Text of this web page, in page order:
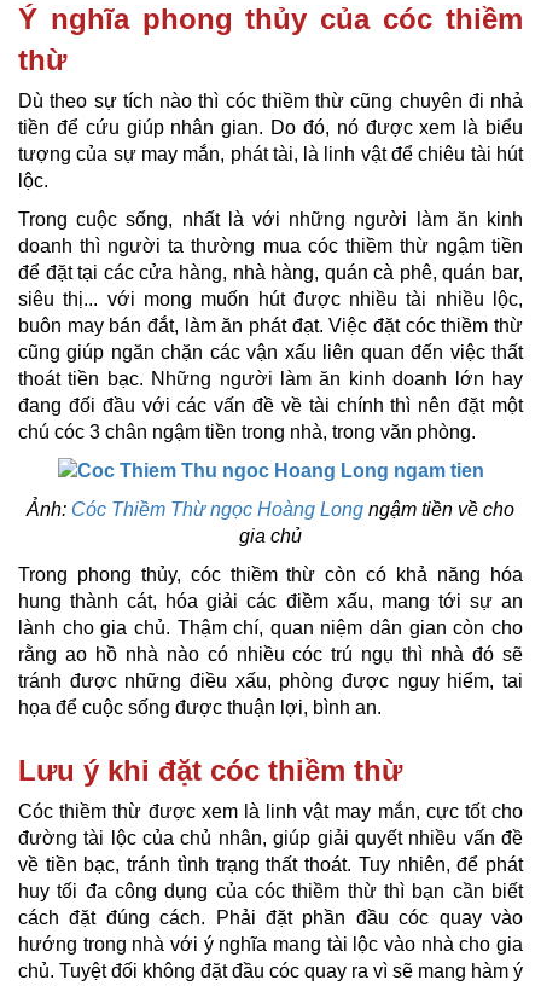
Ý nghĩa phong thủy của cóc thiềm
thừ
Dù theo sự tích nào thì cóc thiềm thừ cũng chuyên đi nhả
tiền để cứu giúp nhân gian. Do đó, nó được xem là biểu
tượng của sự may mắn, phát tài, là linh vật để chiêu tài hút
lộc.
Trong cuộc sống, nhất là với những người làm ăn kinh
doanh thì người ta thường mua cóc thiềm thừ ngậm tiền
để đặt tại các cửa hàng, nhà hàng, quán cà phê, quán bar,
siêu thị... với mong muốn hút được nhiều tài nhiều lộc,
buôn may bán đắt, làm ăn phát đạt. Việc đặt cóc thiềm thừ
cũng giúp ngăn chặn các vận xấu liên quan đến việc thất
thoát tiền bạc. Những người làm ăn kinh doanh lớn hay
đang đối đầu với các vấn đề về tài chính thì nên đặt một
chú cóc 3 chân ngậm tiền trong nhà, trong văn phòng.
Ảnh: Cóc Thiềm Thừ ngọc Hoàng Long ngậm tiền về cho
gia chủ
Trong phong thủy, cóc thiềm thừ còn có khả năng hóa
hung thành cát, hóa giải các điềm xấu, mang tới sự an
lành cho gia chủ. Thậm chí, quan niệm dân gian còn cho
rằng ao hồ nhà nào có nhiều cóc trú ngụ thì nhà đó sẽ
tránh được những điều xấu, phòng được nguy hiểm, tai
họa để cuộc sống được thuận lợi, bình an.
Lưu ý khi đặt cóc thiềm thừ
Cóc thiềm thừ được xem là linh vật may mắn, cực tốt cho
đường tài lộc của chủ nhân, giúp giải quyết nhiều vấn đề
về tiền bạc, tránh tình trạng thất thoát. Tuy nhiên, để phát
huy tối đa công dụng của cóc thiềm thừ thì bạn cần biết
cách đặt đúng cách. Phải đặt phần đầu cóc quay vào
hướng trong nhà với ý nghĩa mang tài lộc vào nhà cho gia
chủ. Tuyệt đối không đặt đầu cóc quay ra vì sẽ mang hàm ý